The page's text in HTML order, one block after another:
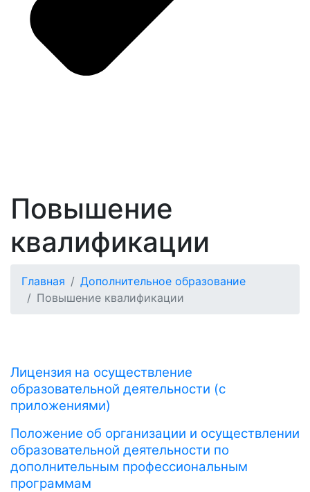
Повышение
квалификации
Главная
Дополнительное образование
Повышение квалификации
Лицензия на осуществление
образовательной деятельности (с
приложениями)
Положение об организации и осуществлении
образовательной деятельности по
дополнительным профессиональным
программам